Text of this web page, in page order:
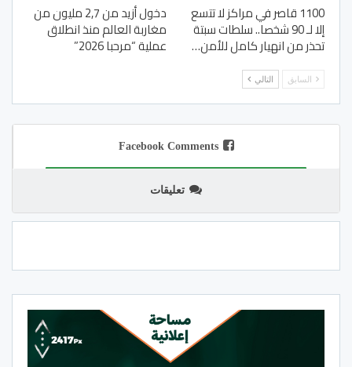
1100 قاصر في مراكز لا تتسع
إلا لـ 90 شخصا.. سلطات سبتة
تحذر من انهيار كامل للأمن…
دخول أزيد من 2,7 مليون من
مغاربة العالم منذ انطلاق
عملية “مرحبا 2026”
السابق التالي
Facebook Comments
تعليقات